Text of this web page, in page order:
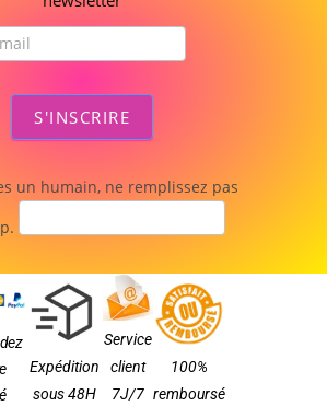
S'INSCRIRE
un humain, ne remplissez pas
Expédition
sous 48H
Service
client
7J/7
100%
remboursé